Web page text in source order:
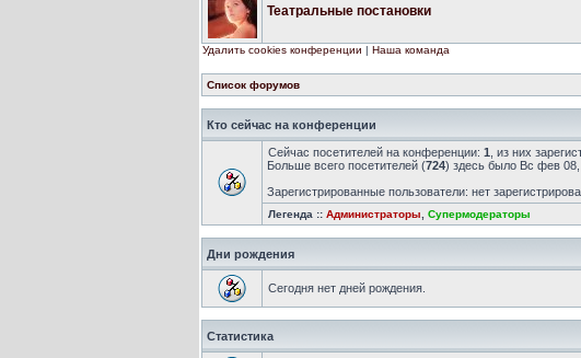
Театральные постановки
Удалить cookies конференции | Наша команда
Список форумов
Кто сейчас на конференции
Сейчас посетителей на конференции: 1 , из них
Больше всего посетителей (724) здесь было Вс фев
Зарегистрированные пользователи: нет
Легенда :: Администраторы Супермодераторы
Дни рождения
Сегодня нет дней рождения.
Статистика